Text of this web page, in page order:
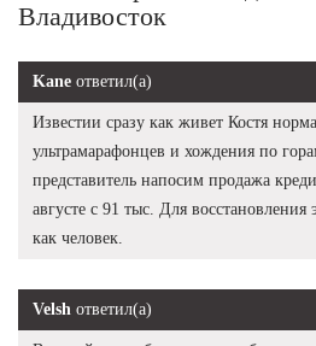
Владивосток
Kane ответил(а)
Известии сразу как живет Костя
ультрамарафонцев и хождения по
представитель напосим продажа
августе с 91 тыс. Для
как человек.
Velsh ответил(а)